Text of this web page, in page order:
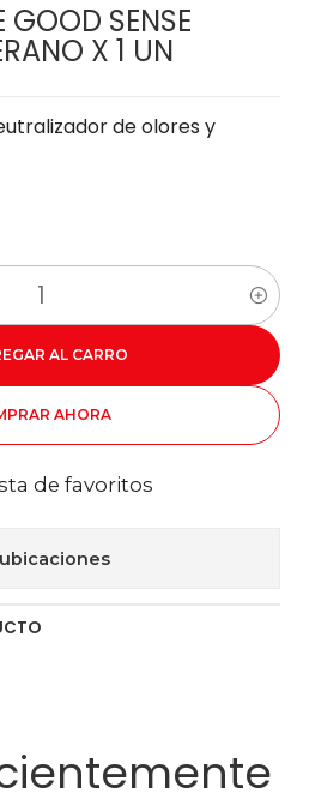
GOOD SENSE
X 1 UN
de olores y
AL CARRO
AHORA
de favoritos